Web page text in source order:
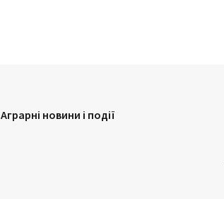
Аграрні новини і події